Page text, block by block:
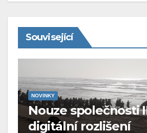
Související
NOVINKY
Nouze společnosti
digitální rozlišení